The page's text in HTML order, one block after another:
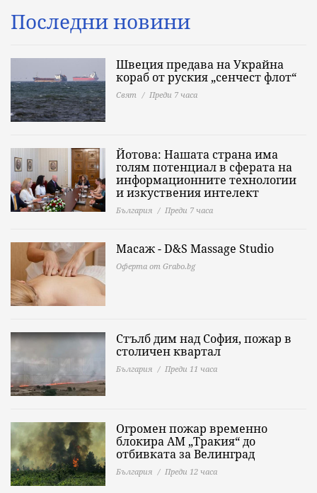
Последни новини
Швеция предава на Украйна
кораб от руския „сенчест флот“
Свят Преди 7 часа
Йотова: Нашата страна има
голям потенциал в сферата на
информационните технологии
и изкуствения интелект
България Преди 7 часа
Масаж - D&S Massage Studio
Оферта от Grabo.bg
Стълб дим над София, пожар в
столичен квартал
България Преди 11 часа
Огромен пожар временно
блокира АМ „Тракия“ до
отбивката за Велинград
България Преди 12 часа